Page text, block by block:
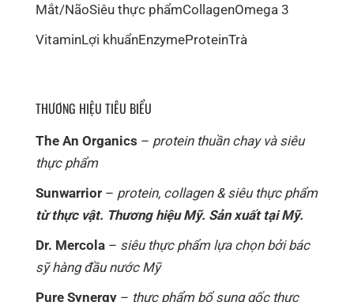
Mắt/NãoSiêu thực phẩmCollagenOmega 3
VitaminLợi khuẩnEnzymeProteinTrà
THƯƠNG HIỆU TIÊU BIỂU
The An Organics – protein thuần chay và siêu
thực phẩm
Sunwarrior – protein, collagen & siêu thực phẩm
từ thực vật. Thương hiệu Mỹ. Sản xuất tại Mỹ.
Dr. Mercola – siêu thực phẩm lựa chọn bởi bác
sỹ hàng đầu nước Mỹ
Pure Synergy – thực phẩm bổ sung gốc thực